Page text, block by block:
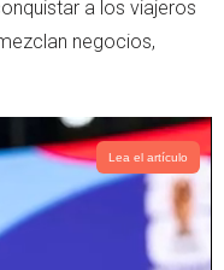
a los viajeros
negocios,
Lea el artículo